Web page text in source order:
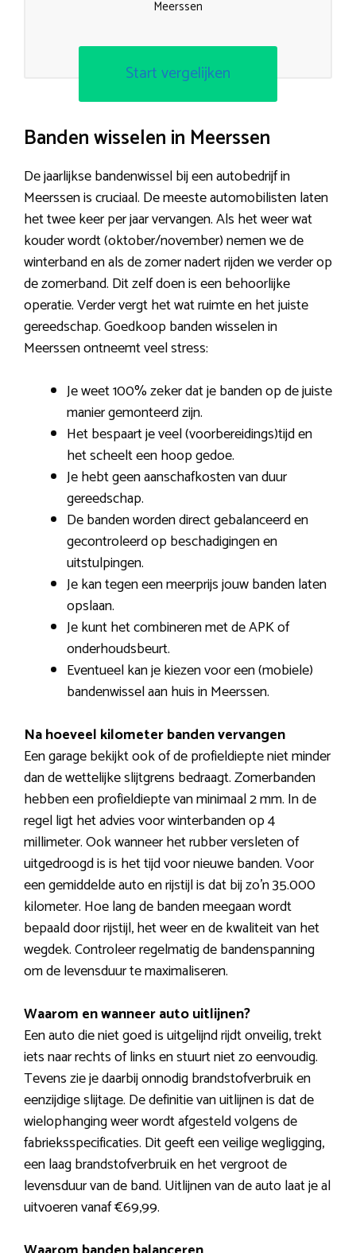
Meerssen
Start vergelijken
Banden wisselen in Meerssen
De jaarlijkse bandenwissel bij een autobedrijf in
Meerssen is cruciaal. De meeste automobilisten laten
het twee keer per jaar vervangen. Als het weer wat
kouder wordt (oktober/november) nemen we de
winterband en als de zomer nadert rijden we verder op
de zomerband. Dit zelf doen is een behoorlijke
operatie. Verder vergt het wat ruimte en het juiste
gereedschap. Goedkoop banden wisselen in
Meerssen ontneemt veel stress:
Je weet 100% zeker dat je banden op de juiste
manier gemonteerd zijn.
Het bespaart je veel (voorbereidings)tijd en
het scheelt een hoop gedoe.
Je hebt geen aanschafkosten van duur
gereedschap.
De banden worden direct gebalanceerd en
gecontroleerd op beschadigingen en
uitstulpingen.
Je kan tegen een meerprijs jouw banden laten
opslaan.
Je kunt het combineren met de APK of
onderhoudsbeurt.
Eventueel kan je kiezen voor een (mobiele)
bandenwissel aan huis in Meerssen.
Na hoeveel kilometer banden vervangen
Een garage bekijkt ook of de profieldiepte niet minder
dan de wettelijke slijtgrens bedraagt. Zomerbanden
hebben een profieldiepte van minimaal 2 mm. In de
regel ligt het advies voor winterbanden op 4
millimeter. Ook wanneer het rubber versleten of
uitgedroogd is is het tijd voor nieuwe banden. Voor
een gemiddelde auto en rijstijl is dat bij zo’n 35.000
kilometer. Hoe lang de banden meegaan wordt
bepaald door rijstijl, het weer en de kwaliteit van het
wegdek. Controleer regelmatig de bandenspanning
om de levensduur te maximaliseren.
Waarom en wanneer auto uitlijnen?
Een auto die niet goed is uitgelijnd rijdt onveilig, trekt
iets naar rechts of links en stuurt niet zo eenvoudig.
Tevens zie je daarbij onnodig brandstofverbruik en
eenzijdige slijtage. De definitie van uitlijnen is dat de
wielophanging weer wordt afgesteld volgens de
fabrieksspecificaties. Dit geeft een veilige wegligging,
een laag brandstofverbruik en het vergroot de
levensduur van de band. Uitlijnen van de auto laat je al
uitvoeren vanaf €69,99.